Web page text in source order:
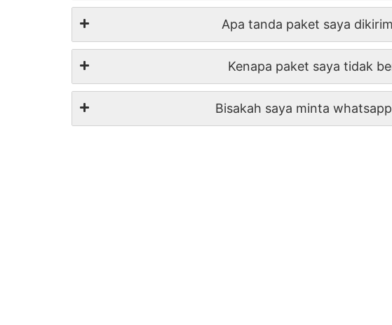
Apa tanda paket saya
Kenapa paket saya tidak
Bisakah saya minta